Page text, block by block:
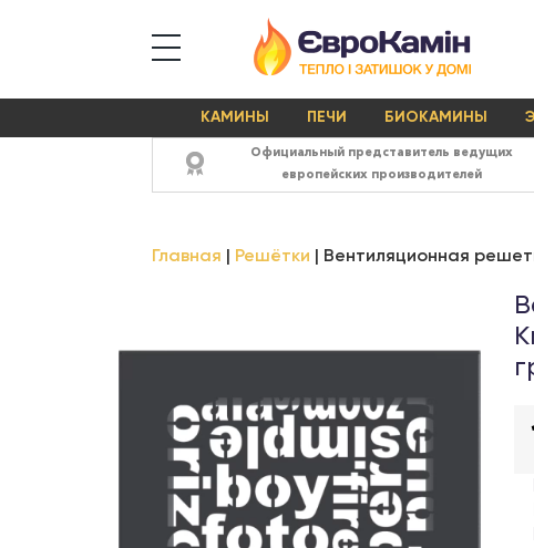
КАМИНЫ ПЕЧИ БИОКАМИНЫ
Официальный представитель ведущих
европейских производителей
Главная Решётки Вентиляционная